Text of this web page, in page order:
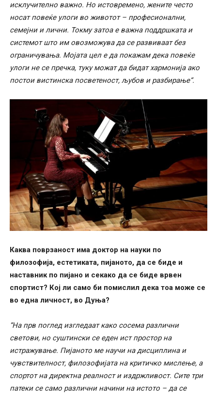
исклучително важно. Но истовремено, жените често
носат повеќе улоги во животот – професионални,
семејни и лични. Токму затоа е важна поддршката и
системот што им овозможува да се развиваат без
ограничувања. Мојата цел е да покажам дека повеќе
улоги не се пречка, туку можат да бидат хармонија ако
постои вистинска посветеност, љубов и разбирање“.
Каква поврзаност има доктор на науки по
филозофија, естетиката, пијаното, да се биде и
наставник по пијано и секако да се биде врвен
спортист? Кој ли само би помислил дека тоа може се
во една личност, во Дуња?
“На прв поглед изгледаат како сосема различни
светови, но суштински се еден ист простор на
истражување. Пијаното ме научи на дисциплина и
чувствителност, филозофијата на критичко мислење, а
спортот на директна реалност и издржливост. Сите три
патеки се само различни начини на истото – да се